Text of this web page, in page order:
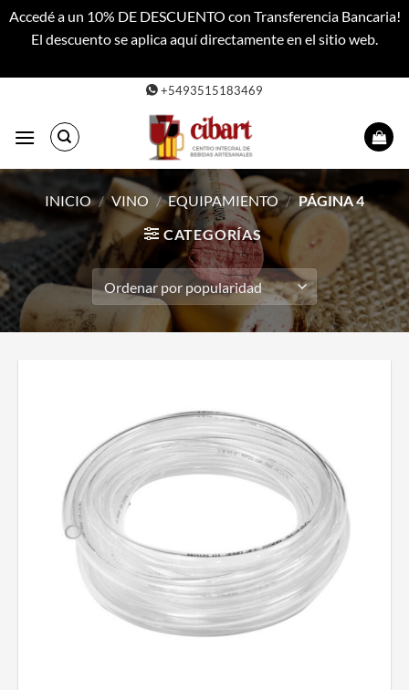
Accedé a un 10% DE DESCUENTO con Transferencia Bancaria!
El descuento se aplica aquí directamente en el sitio web.
contenido
+5493515183469
INICIO / VINO / EQUIPAMIENTO / PÁGINA 4
CATEGORÍAS